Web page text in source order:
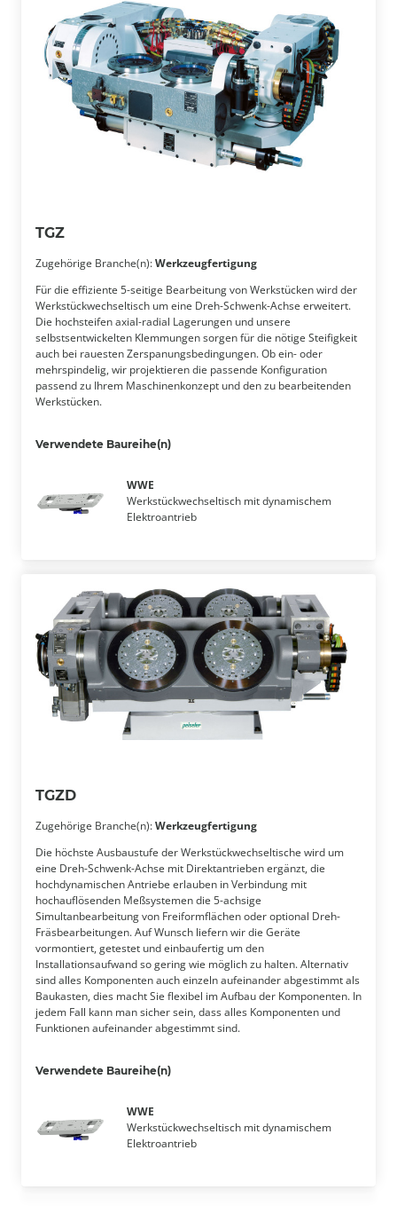
TGZ
Zugehörige Branche(n):Werkzeugfertigung
Für die effiziente 5-seitige Bearbeitung von Werkstücken wird der
Werkstückwechseltisch um eine Dreh-Schwenk-Achse erweitert.
Die hochsteifen axial-radial Lagerungen und unsere
selbstsentwickelten Klemmungen sorgen für die nötige Steifigkeit
auch bei rauesten Zerspanungsbedingungen. Ob ein- oder
mehrspindelig, wir projektieren die passende Konfiguration
passend zu Ihrem Maschinenkonzept und den zu bearbeitenden
Werkstücken.
Verwendete Baureihe(n)
WWE
Werkstückwechseltisch mit dynamischem
Elektroantrieb
TGZD
Zugehörige Branche(n):Werkzeugfertigung
Die höchste Ausbaustufe der Werkstückwechseltische wird um
eine Dreh-Schwenk-Achse mit Direktantrieben ergänzt, die
hochdynamischen Antriebe erlauben in Verbindung mit
hochauflösenden Meßsystemen die 5-achsige
Simultanbearbeitung von Freiformflächen oder optional Dreh-
Fräsbearbeitungen. Auf Wunsch liefern wir die Geräte
vormontiert, getestet und einbaufertig um den
Installationsaufwand so gering wie möglich zu halten. Alternativ
sind alles Komponenten auch einzeln aufeinander abgestimmt als
Baukasten, dies macht Sie flexibel im Aufbau der Komponenten. In
jedem Fall kann man sicher sein, dass alles Komponenten und
Funktionen aufeinander abgestimmt sind.
Verwendete Baureihe(n)
WWE
Werkstückwechseltisch mit dynamischem
Elektroantrieb